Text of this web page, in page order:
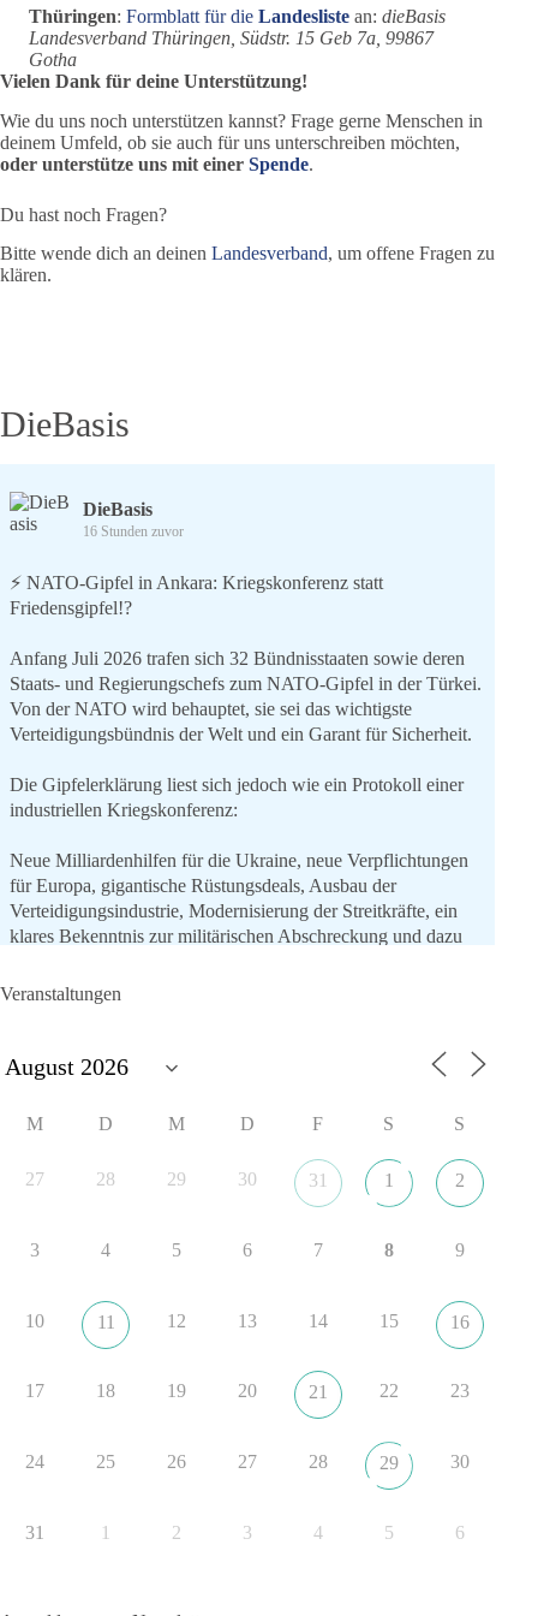
Thüringen: Formblatt für die Landesliste an: dieBasis
Landesverband Thüringen, Südstr. 15 Geb 7a, 99867
Gotha
Vielen Dank für deine Unterstützung!
Wie du uns noch unterstützen kannst? Frage gerne Menschen in
deinem Umfeld, ob sie auch für uns unterschreiben möchten,
oder unterstütze uns mit einer Spende.
Du hast noch Fragen?
Bitte wende dich an deinen Landesverband, um offene Fragen zu
klären.
DieBasis
DieBasis
16 Stunden zuvor
⚡️ NATO-Gipfel in Ankara: Kriegskonferenz statt
Friedensgipfel!?
Anfang Juli 2026 trafen sich 32 Bündnisstaaten sowie deren
Staats- und Regierungschefs zum NATO-Gipfel in der Türkei.
Von der NATO wird behauptet, sie sei das wichtigste
Verteidigungsbündnis der Welt und ein Garant für Sicherheit.
Die Gipfelerklärung liest sich jedoch wie ein Protokoll einer
industriellen Kriegskonferenz:
Neue Milliardenhilfen für die Ukraine, neue Verpflichtungen
für Europa, gigantische Rüstungsdeals, Ausbau der
Verteidigungsindustrie, Modernisierung der Streitkräfte, ein
klares Bekenntnis zur militärischen Abschreckung und dazu
aus der NATO. Ein Gipfel, der mehr nach Rüstungsdeal als
nach Friedenspolitik klingt, wird niemals Sicherheit schaffen,
#NATO
Im Politischen Frühschoppen diskutieren die Teilnehmer das
Veranstaltungen
M D M D F S S
27 28 29 30 31 1 2
3 4 5 6 7 8 9
10 11 12 13 14 15 16
17 18 19 20 21 22 23
24 25 26 27 28 29 30
31 1 2 3 4 5 6